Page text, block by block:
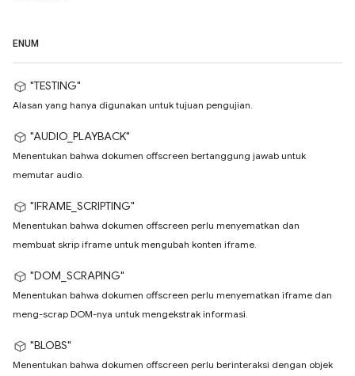
ENUM
"TESTING"
Alasan yang hanya digunakan untuk tujuan pengujian.
"AUDIO_PLAYBACK"
Menentukan bahwa dokumen offscreen bertanggung jawab untuk
memutar audio.
"IFRAME_SCRIPTING"
Menentukan bahwa dokumen offscreen perlu menyematkan dan
membuat skrip iframe untuk mengubah konten iframe.
"DOM_SCRAPING"
Menentukan bahwa dokumen offscreen perlu menyematkan iframe dan
meng-scrap DOM-nya untuk mengekstrak informasi.
"BLOBS"
Menentukan bahwa dokumen offscreen perlu berinteraksi dengan objek